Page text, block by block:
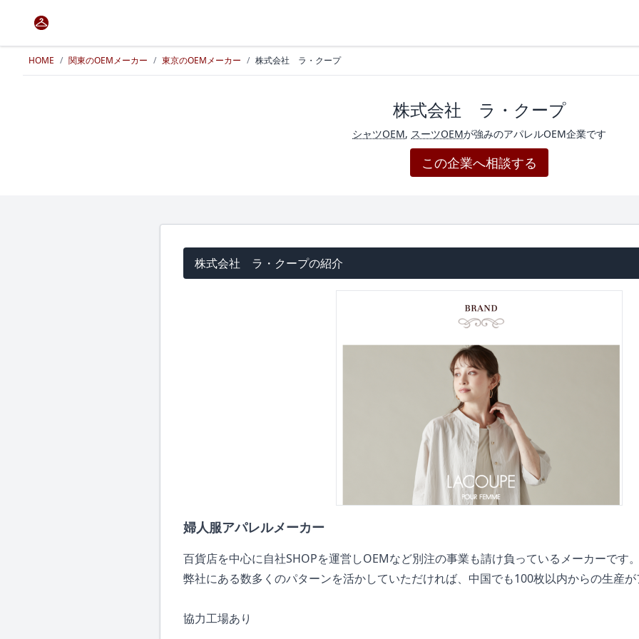
HOME / 関東のOEMメーカー / 東京のOEMメーカー / 株式会社 ラ・クープ
株式会社 ラ・クープ
シャツOEM, スーツOEMが強みのアパレルOEM企業です
この企業へ相談する
株式会社 ラ・クープの紹介
婦人服アパレルメーカー
百貨店を中心に自社SHOPを運営しOEMなど別注の事業も請け負っているメーカーです。
弊社にある数多くのパターンを活かしていただければ、中国でも100枚以内からの生産が
協力工場あり